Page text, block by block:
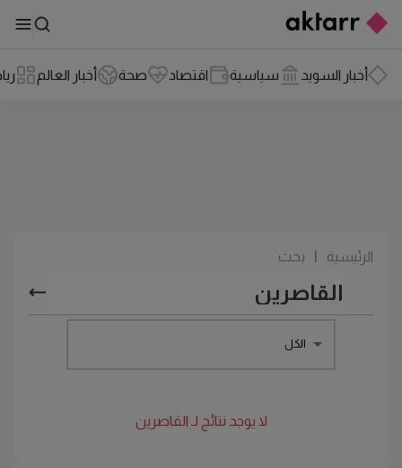
أخبار السويد سياسية اقتصاد صحة أخبار العالم
الرئيسية بحث
الكل
لا يوجد نتائج لـ القاصرين